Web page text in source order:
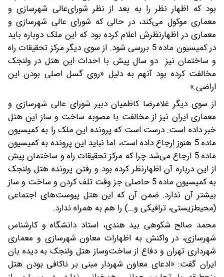
بود که اظهار نظر را به بعد از نظر شورای‌عالی شهرسازی و
معماری موکول می‌کند، در حالی که شورای عالی شهرسازی و
معماری در اظهارنظرش اعلام کرده بود که این ملک دوباره باید
در کمیسیون ماده 5 بررسی شود. از سوی دیگر مرکز تحقیقات راه
و ساختمان نیز دو سال پیش با احداث این هتل در ولنجک
مخالفت کرده بود آنهم به دلیل «روی گسل اصلی بودن این
اراضی.»
از سوی دیگر غلامرضا کاظمیان دبیر شورای عالی شهرسازی و
معماری ایران نیز از مخالفت با مصوبه ساخت و ساز این هتل
خبر داده است. درست است که پرونده این ملک را به کمیسیون
ماده 5 هنوز ارجاع داده است، اما نباید این پرونده به کمیسیون
ماده 5 ارجاع می‌شد چرا که مرکز تحقیقات راه و ساختمان پیش
از این درباره آن اظهارنظر کرده بود و رفتن پرونده هتل ولنجک
به کمیسیون ماده 5 حاصلی جز وقت تلف کردن و ساخت و ساز
بیشتر آن ندارد. ضمن آن که این هتل پیوست‌های اجتماعی
(محیط‌زیستی، ترافیکی و...) را هم به همراه ندارد.
محمد صالح شکوهی بید هندی، استاد دانشگاه و کارشناس
شهرسازی، در واکنش به اظهارات معاون شهرسازی و معماری
شهرداری تهران و دفاع از ساخت‌وساز هتل ولنجک به دیده بان
ایران گفت: «ادعای معاون شهردار مبنی بر ناکافی بودن هتل